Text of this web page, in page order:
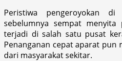
Peristiwa pengeroyokan
sebelumnya sempat menyita
terjadi di salah satu pusat
Penanganan cepat aparat
dari masyarakat sekitar.